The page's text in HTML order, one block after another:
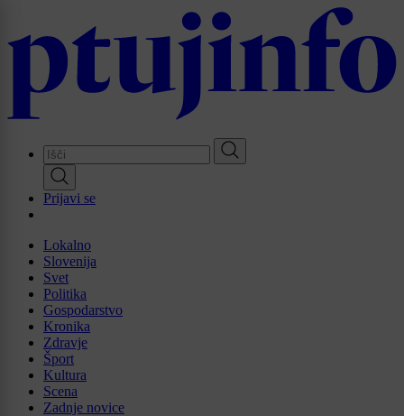
main
Prijavi se
Lokalno
Slovenija
Svet
Politika
Gospodarstvo
Kronika
Zdravje
Šport
Kultura
Scena
Zadnje novice